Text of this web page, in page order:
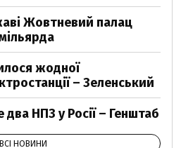
Жовтневий палац
жодної
– Зеленський
НПЗ у Росії – Генштаб
ВСІ НОВИНИ